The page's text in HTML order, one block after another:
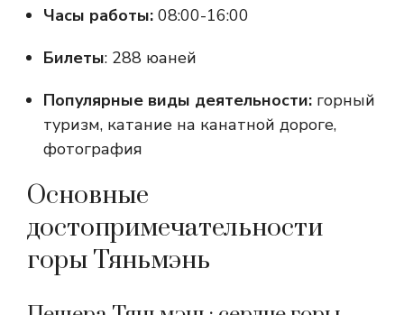
Часы работы: 08:00-16:00
Билеты: 288 юаней
Популярные виды деятельности: горный
туризм, катание на канатной дороге,
фотография
Основные
достопримечательности
горы Тяньмэнь